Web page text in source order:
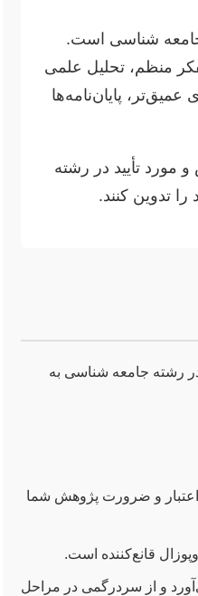
شناسی است.
منظم، تحلیل علمی
پایان‌نامه‌ها
مورد تأیید در رشته
تدوین کنند.
رشته جامعه شناسی به
اعتبار و ضرورت پژوهش شما
قانع‌کننده است.
و از سردرگمی در مراحل